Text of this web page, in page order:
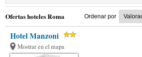
Ofertas hoteles Roma Ordenar por
Hotel Manzoni
Mostrar en el mapa